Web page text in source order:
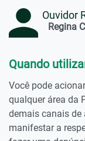
Ouvidor
Regina
Quando
Você pode
qualquer área da
demais canais de
manifestar a